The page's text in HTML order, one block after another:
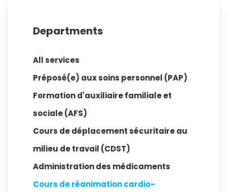
Departments
All services
Préposé(e) aux soins personnel (PAP)
Formation d'auxiliaire familiale et
sociale (AFS)
Cours de déplacement sécuritaire au
milieu de travail (CDST)
Administration des médicaments
Cours de réanimation cardio-